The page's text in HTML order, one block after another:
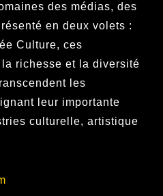
des médias, des
en deux volets :
Culture, ces
richesse et la diversité
les
leur importante
culturelle, artistique